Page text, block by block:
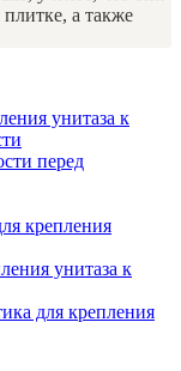
а также
унитаза к
перед
крепления
унитаза к
для крепления